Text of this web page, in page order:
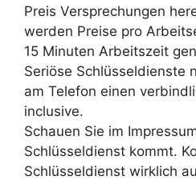
Preis Versprechungen
werden Preise pro
15 Minuten Arbeitszeit
Seriöse Schlüsseldienste
am Telefon einen
inclusive.
Schauen Sie im
Schlüsseldienst kommt.
Schlüsseldienst wirklich